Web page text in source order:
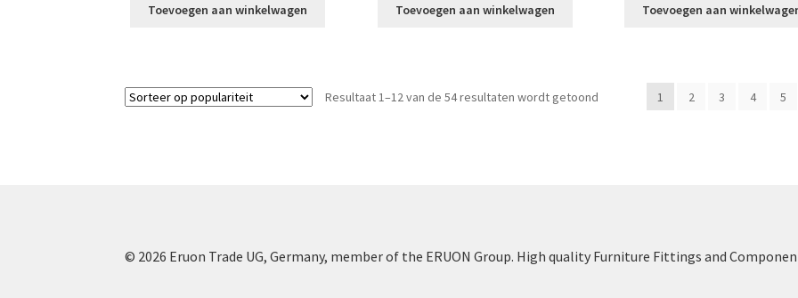
Toevoegen aan winkelwagen Toevoegen aan winkelwagen Toevoegen aan
Resultaat 1–12 van de 54 resultaten wordt getoond Gesorteerd1 2 3 4 5
© 2026 Eruon Trade UG, Germany, member of the ERUON Group. High quality Furniture Fittings and